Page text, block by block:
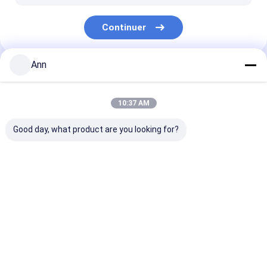
Boe d'extincteur
Signalisation de sécurité incendie
Cône de sécurité routière
Continuer
Ann
10:37 AM
Good day, what product are you looking for?